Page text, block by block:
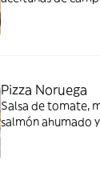
Pizza Noruega
Salsa de tomate,
salmón ahumado